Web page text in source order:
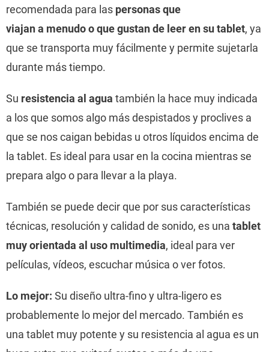
recomendada para las personas que
viajan a menudo o que gustan de leer en su tablet, ya
que se transporta muy fácilmente y permite sujetarla
durante más tiempo.
Su resistencia al agua también la hace muy indicada
a los que somos algo más despistados y proclives a
que se nos caigan bebidas u otros líquidos encima de
la tablet. Es ideal para usar en la cocina mientras se
prepara algo o para llevar a la playa.
También se puede decir que por sus características
técnicas, resolución y calidad de sonido, es una tablet
muy orientada al uso multimedia, ideal para ver
películas, vídeos, escuchar música o ver fotos.
Lo mejor: Su diseño ultra-fino y ultra-ligero es
probablemente lo mejor del mercado. También es
una tablet muy potente y su resistencia al agua es un